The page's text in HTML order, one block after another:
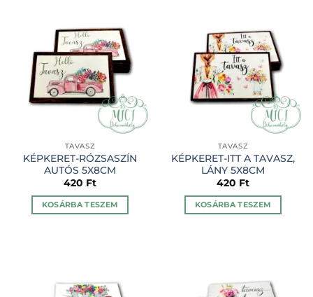
TAVASZ
KÉPKERET-RÓZSASZÍN
AUTÓS 5X8CM
420 Ft
KOSÁRBA TESZEM
TAVASZ
KÉPKERET-ITT A TAVASZ,
LÁNY 5X8CM
420 Ft
KOSÁRBA TESZEM